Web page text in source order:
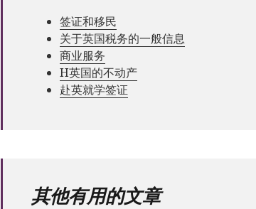
签证和移民
关于英国税务的一般信息
商业服务
Н英国的不动产
赴英就学签证
其他有用的文章